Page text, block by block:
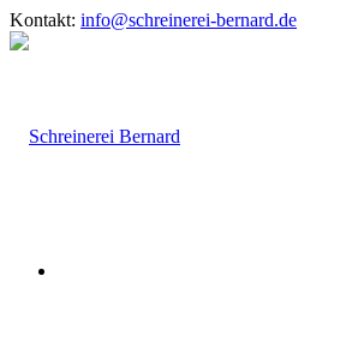
Kontakt: info@schreinerei-bernard.de